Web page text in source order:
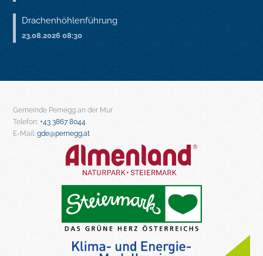
Drachenhöhlenführung
23.08.2026 08:30
Gemeinde Pernegg an der Mur
Telefon: +43 3867 8044
E-Mail: gde@pernegg.at